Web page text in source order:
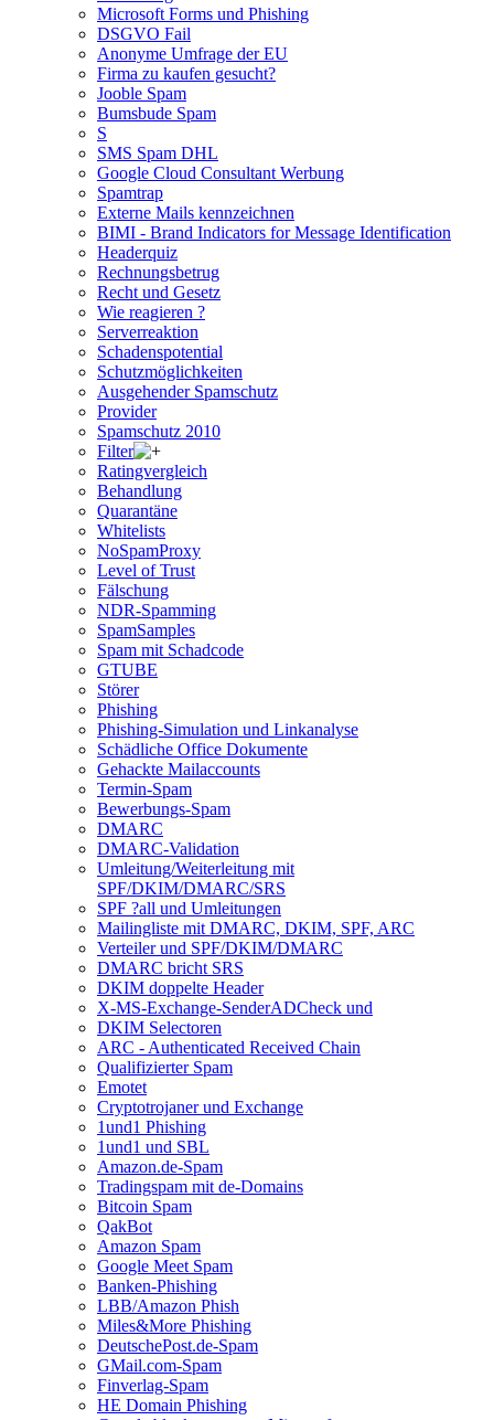
Microsoft Forms und Phishing
DSGVO Fail
Anonyme Umfrage der EU
Firma zu kaufen gesucht?
Jooble Spam
Bumsbude Spam
S
SMS Spam DHL
Google Cloud Consultant Werbung
Spamtrap
Externe Mails kennzeichnen
BIMI - Brand Indicators for Message Identification
Headerquiz
Rechnungsbetrug
Recht und Gesetz
Wie reagieren ?
Serverreaktion
Schadenspotential
Schutzmöglichkeiten
Ausgehender Spamschutz
Provider
Spamschutz 2010
Filter
Ratingvergleich
Behandlung
Quarantäne
Whitelists
NoSpamProxy
Level of Trust
Fälschung
NDR-Spamming
SpamSamples
Spam mit Schadcode
GTUBE
Störer
Phishing
Phishing-Simulation und Linkanalyse
Schädliche Office Dokumente
Gehackte Mailaccounts
Termin-Spam
Bewerbungs-Spam
DMARC
DMARC-Validation
Umleitung/Weiterleitung mit
SPF/DKIM/DMARC/SRS
SPF ?all und Umleitungen
Mailingliste mit DMARC, DKIM, SPF, ARC
Verteiler und SPF/DKIM/DMARC
DMARC bricht SRS
DKIM doppelte Header
X-MS-Exchange-SenderADCheck und
DKIM Selectoren
ARC - Authenticated Received Chain
Qualifizierter Spam
Emotet
Cryptotrojaner und Exchange
1und1 Phishing
1und1 und SBL
Amazon.de-Spam
Tradingspam mit de-Domains
Bitcoin Spam
QakBot
Amazon Spam
Google Meet Spam
Banken-Phishing
LBB/Amazon Phish
Miles&More Phishing
DeutschePost.de-Spam
GMail.com-Spam
Finverlag-Spam
HE Domain Phishing